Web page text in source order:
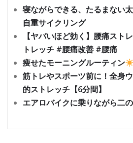
寝ながらできる、たるまない
自重サイクリング
【ヤバいほど効く】腰痛スト
トレッチ #腰痛改善 #腰痛
痩せたモーニングルーティン
筋トレやスポーツ前に！全身
的ストレッチ【6分間】
エアロバイクに乗りながら二